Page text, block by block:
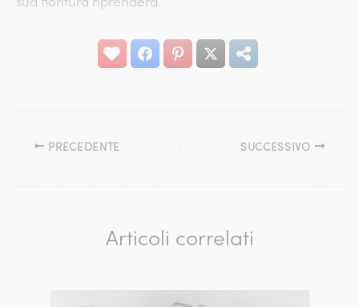
PRECEDENTE SUCCESSIVO
Articoli correlati